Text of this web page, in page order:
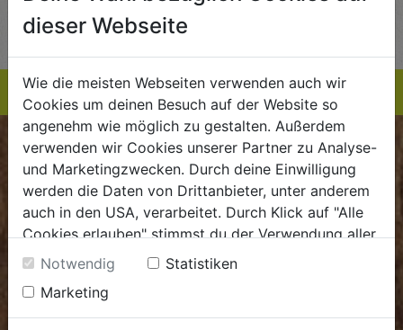
EINKAUFSLISTE
BIOKISTE
Kundenservice
Mo - Do: 8.00 - 16.00 Uhr
Fr: 8.00 - 15.00 Uhr
.dieBiokiste@biohof.at
T.+43 7272 2597
dieser Webseite
Wie die meisten Webseiten verwenden auch wir
Cookies um deinen Besuch auf der Website so
angenehm wie möglich zu gestalten. Außerdem
verwenden wir Cookies unserer Partner zu Analyse-
und Marketingzwecken. Durch deine Einwilligung
werden die Daten von Drittanbieter, unter anderem
auch in den USA, verarbeitet. Durch Klick auf "Alle
Cookies erlauben" stimmst du der Verwendung aller
Cookies zu. Unter "Details anzeigen" findest du alle
Infos zu den unterschiedlichen Cookies, du kannst
auch entscheiden, welche Cookies du erlauben
möchtest.
Notwendig
Statistiken
Marketing